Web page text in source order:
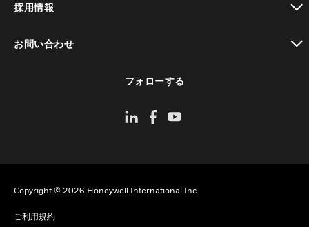
採用情報
お問い合わせ
フォローする
Copyright © 2026 Honeywell International Inc
ご利用規約